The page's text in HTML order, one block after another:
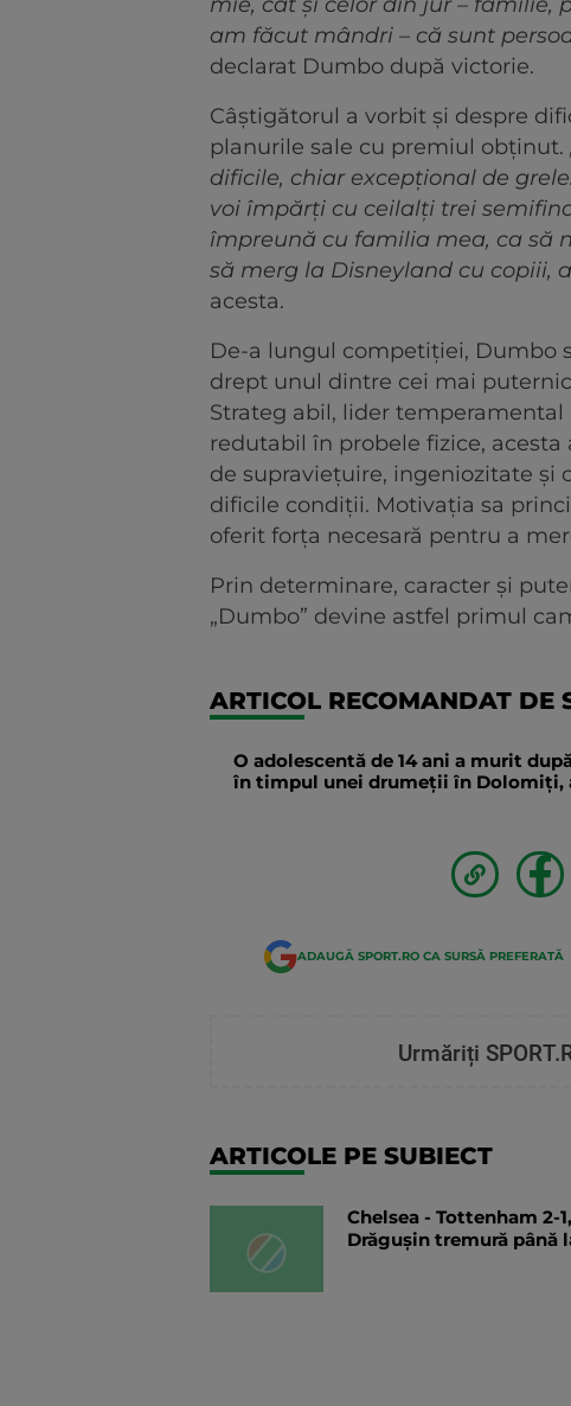
mie, cât și celor din jur – familie,
am făcut mândri – că sunt
declarat Dumbo după victorie.
Câștigătorul a vorbit și despre
planurile sale cu premiul obținut.
dificile, chiar excepțional de
voi împărți cu ceilalți trei
împreună cu familia mea, ca să
să merg la Disneyland cu copiii,
acesta.
De-a lungul competiției, Dumbo
drept unul dintre cei mai
Strateg abil, lider temperamental
redutabil în probele fizice,
de supraviețuire, ingeniozitate și
dificile condiții. Motivația sa
oferit forța necesară pentru a
Prin determinare, caracter și
„Dumbo” devine astfel primul
ARTICOL RECOMANDAT DE
O adolescentă de 14 ani a murit
în timpul unei drumeții în Dolomiți,
ADAUGĂ SPORT.RO CA SURSĂ PREFERATĂ
Urmăriți
ARTICOLE PE SUBIECT
Chelsea - Tottenham 2-
Drăgușin tremură până